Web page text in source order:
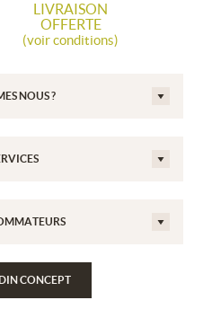
LIVRAISON
OFFERTE
(voir conditions)
NOUS ?
CONCEPT